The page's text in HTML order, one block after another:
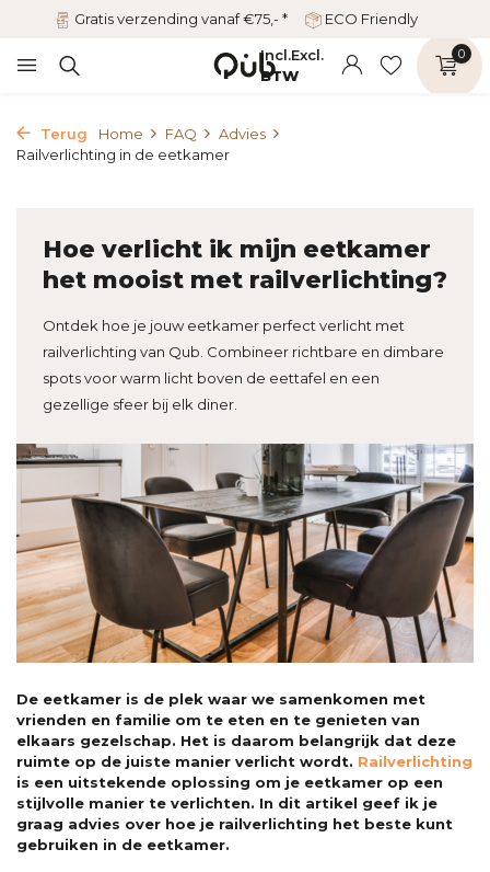
Gratis verzending vanaf €75,- * ECO Friendly
Incl.Excl.
BTW
0
Terug Home FAQ
Advies
Railverlichting in de eetkamer
Hoe verlicht ik mijn eetkamer
het mooist met railverlichting?
Ontdek hoe je jouw eetkamer perfect verlicht met
railverlichting van Qub. Combineer richtbare en dimbare
spots voor warm licht boven de eettafel en een
gezellige sfeer bij elk diner.
De eetkamer is de plek waar we samenkomen met
vrienden en familie om te eten en te genieten van
elkaars gezelschap. Het is daarom belangrijk dat deze
ruimte op de juiste manier verlicht wordt. Railverlichting
is een uitstekende oplossing om je eetkamer op een
stijlvolle manier te verlichten. In dit artikel geef ik je
graag advies over hoe je railverlichting het beste kunt
gebruiken in de eetkamer.